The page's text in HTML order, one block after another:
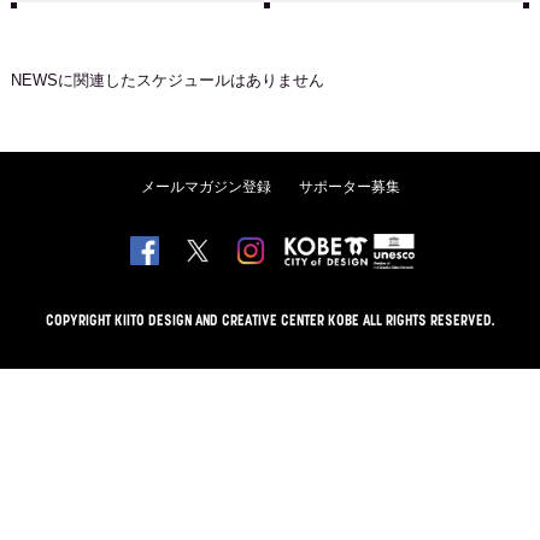
NEWSに関連したスケジュールはありません
メールマガジン登録 サポーター募集
COPYRIGHT KIITO DESIGN AND CREATIVE CENTER KOBE ALL RIGHTS RESERVED.